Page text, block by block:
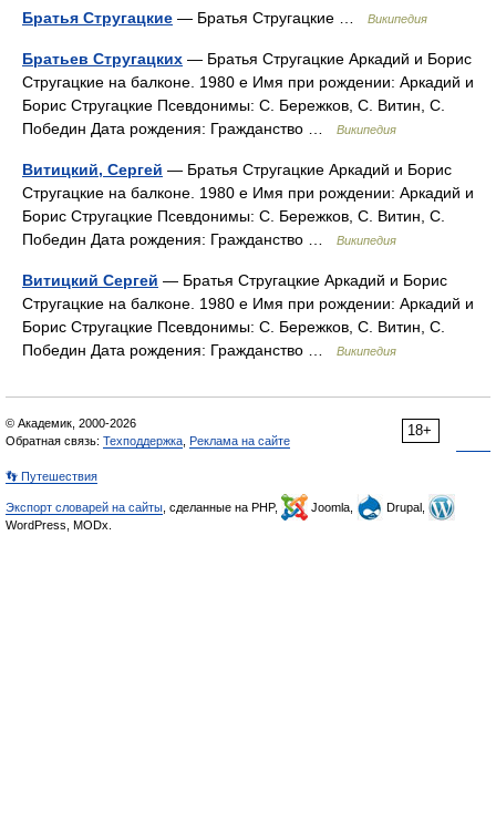
Братья Стругацкие — Братья Стругацкие … Википедия
Братьев Стругацких — Братья Стругацкие Аркадий и Борис
Стругацкие на балконе. 1980 е Имя при рождении: Аркадий и
Борис Стругацкие Псевдонимы: С. Бережков, С. Витин, С.
Победин Дата рождения: Гражданство …
Википедия
Витицкий, Сергей — Братья Стругацкие Аркадий и Борис
Стругацкие на балконе. 1980 е Имя при рождении: Аркадий и
Борис Стругацкие Псевдонимы: С. Бережков, С. Витин, С.
Победин Дата рождения: Гражданство …
Википедия
Витицкий Сергей — Братья Стругацкие Аркадий и Борис
Стругацкие на балконе. 1980 е Имя при рождении: Аркадий и
Борис Стругацкие Псевдонимы: С. Бережков, С. Витин, С.
Победин Дата рождения: Гражданство …
Википедия
18+
© Академик, 2000-2026
Обратная связь: Техподдержка Реклама на сайте
👣 Путешествия
Экспорт словарей на сайты , сделанные на PHP, Joomla,
Drupal,
WordPress, MODx.